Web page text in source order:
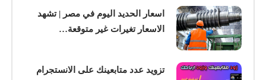
اسعار الحديد اليوم في مصر | تشهد
الاسعار تغيرات غير متوقعة…
تزويد عدد متابعينك على الانستجرام